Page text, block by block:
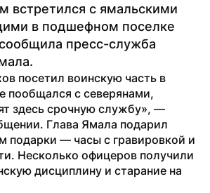
встретился с ямальскими
в подшефном поселке
пресс-служба
посетил воинскую часть в
пообщался с северянами,
Глава Ямала подарил
подарки — часы с гравировкой и
Несколько офицеров получили
дисциплину и старание на